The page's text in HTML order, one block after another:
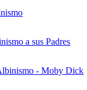
a sus Padres
- Moby Dick